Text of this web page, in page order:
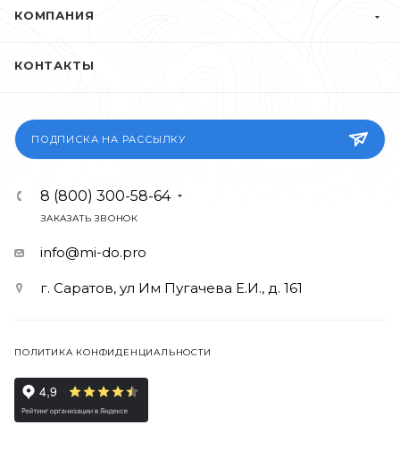
КОМПАНИЯ
КОНТАКТЫ
ПОДПИСКА НА РАССЫЛКУ
8 (800) 300-58-64
ЗАКАЗАТЬ ЗВОНОК
info@mi-do.pro
г. Саратов, ул Им Пугачева Е.И., д. 161
ПОЛИТИКА КОНФИДЕНЦИАЛЬНОСТИ